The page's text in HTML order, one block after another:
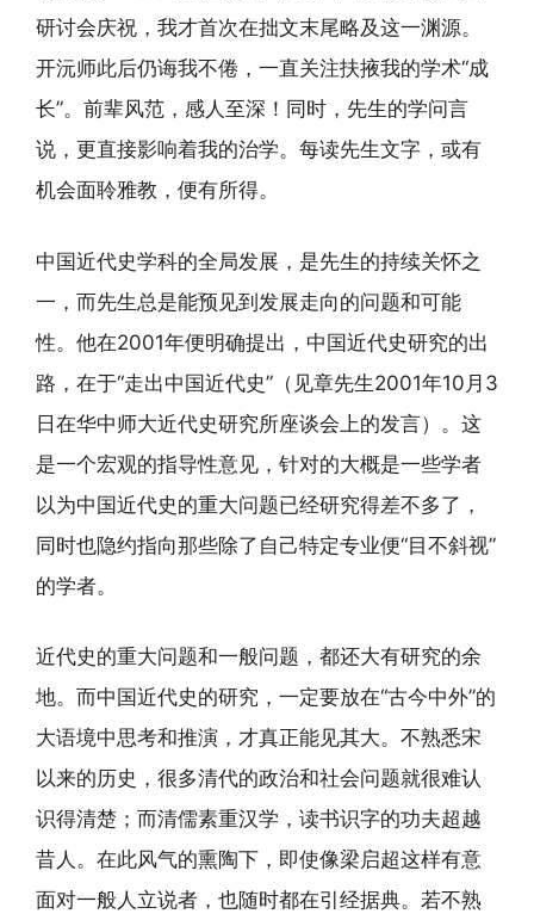
研讨会庆祝，我才首次在拙文末尾略及这一渊源。
开沅师此后仍诲我不倦，一直关注扶掖我的学术“成
长”。前辈风范，感人至深！同时，先生的学问言
说，更直接影响着我的治学。每读先生文字，或有
机会面聆雅教，便有所得。
中国近代史学科的全局发展，是先生的持续关怀之
一，而先生总是能预见到发展走向的问题和可能
性。他在2001年便明确提出，中国近代史研究的出
路，在于“走出中国近代史”（见章先生2001年10月3
日在华中师大近代史研究所座谈会上的发言）。这
是一个宏观的指导性意见，针对的大概是一些学者
以为中国近代史的重大问题已经研究得差不多了，
同时也隐约指向那些除了自己特定专业便“目不斜视”
的学者。
近代史的重大问题和一般问题，都还大有研究的余
地。而中国近代史的研究，一定要放在“古今中外”的
大语境中思考和推演，才真正能见其大。不熟悉宋
以来的历史，很多清代的政治和社会问题就很难认
识得清楚；而清儒素重汉学，读书识字的功夫超越
昔人。在此风气的熏陶下，即使像梁启超这样有意
面对一般人立说者，也随时都在引经据典。若不熟